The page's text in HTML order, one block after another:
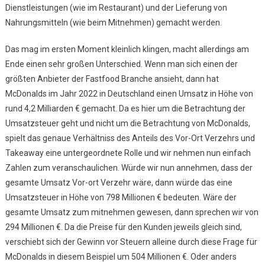
Dienstleistungen (wie im Restaurant) und der Lieferung von
Nahrungsmitteln (wie beim Mitnehmen) gemacht werden.
Das mag im ersten Moment kleinlich klingen, macht allerdings am
Ende einen sehr großen Unterschied. Wenn man sich einen der
größten Anbieter der Fastfood Branche ansieht, dann hat
McDonalds im Jahr 2022 in Deutschland einen Umsatz in Höhe von
rund 4,2 Milliarden € gemacht. Da es hier um die Betrachtung der
Umsatzsteuer geht und nicht um die Betrachtung von McDonalds,
spielt das genaue Verhältniss des Anteils des Vor-Ort Verzehrs und
Takeaway eine untergeordnete Rolle und wir nehmen nun einfach
Zahlen zum veranschaulichen. Würde wir nun annehmen, dass der
gesamte Umsatz Vor-ort Verzehr wäre, dann würde das eine
Umsatzsteuer in Höhe von 798 Millionen € bedeuten. Wäre der
gesamte Umsatz zum mitnehmen gewesen, dann sprechen wir von
294 Millionen €. Da die Preise für den Kunden jeweils gleich sind,
verschiebt sich der Gewinn vor Steuern alleine durch diese Frage für
McDonalds in diesem Beispiel um 504 Millionen €. Oder anders